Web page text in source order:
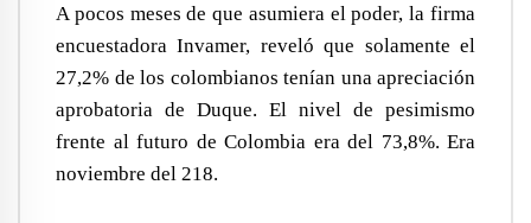
A pocos meses de que asumiera el poder, la firma
encuestadora Invamer, reveló que solamente el
27,2% de los colombianos tenían una apreciación
aprobatoria de Duque. El nivel de pesimismo
frente al futuro de Colombia era del 73,8%. Era
noviembre del 218.